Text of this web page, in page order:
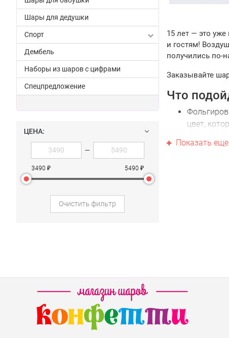
Шары для дедушки
Спорт
Дембель
Наборы из шаров с цифрами
Спецпредложение
ЦЕНА:
—
3490 ₽ 5490 ₽
Очистить фильтр
15 лет — это
и гостям!
получились по-
Заказывайте
Что
цвет,
или
Показать еще